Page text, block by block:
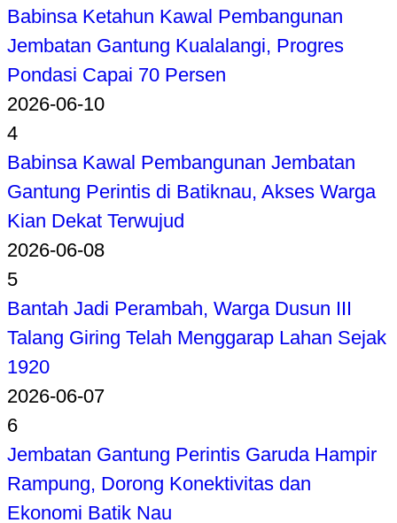
Babinsa Ketahun Kawal Pembangunan
Jembatan Gantung Kualalangi, Progres
Pondasi Capai 70 Persen
2026-06-10
4
Babinsa Kawal Pembangunan Jembatan
Gantung Perintis di Batiknau, Akses Warga
Kian Dekat Terwujud
2026-06-08
5
Bantah Jadi Perambah, Warga Dusun III
Talang Giring Telah Menggarap Lahan Sejak
1920
2026-06-07
6
Jembatan Gantung Perintis Garuda Hampir
Rampung, Dorong Konektivitas dan
Ekonomi Batik Nau